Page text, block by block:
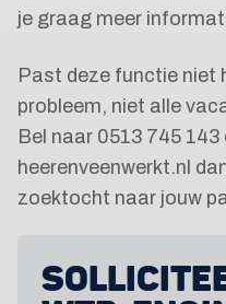
je graag meer
Past deze functie niet
probleem, niet alle
Bel naar 0513 745
heerenveenwerkt.nl
zoektocht naar jouw